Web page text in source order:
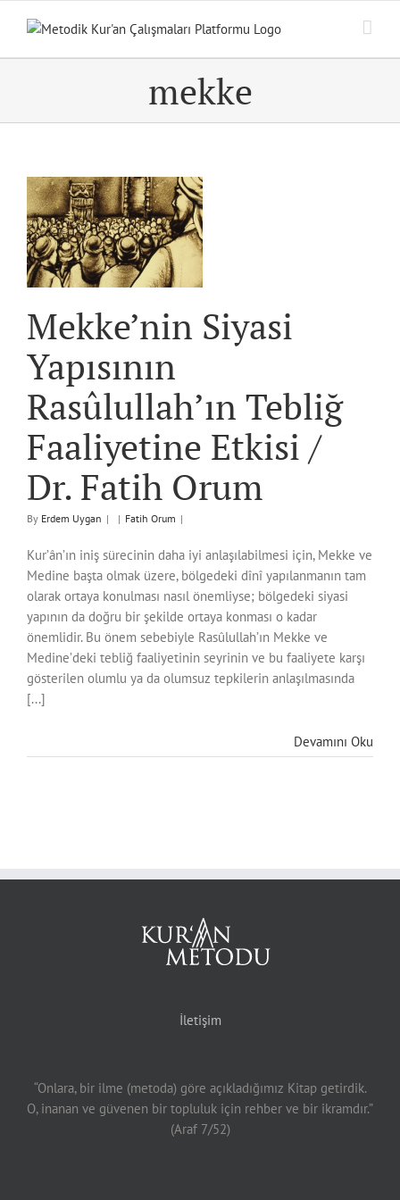
mekke
Mekke’nin Siyasi
Yapısının
Rasûlullah’ın Tebliğ
Faaliyetine Etkisi /
Dr. Fatih Orum
By Erdem Uygan | | Fatih Orum |
Kur’ân’ın iniş sürecinin daha iyi anlaşılabilmesi için, Mekke ve
Medine başta olmak üzere, bölgedeki dînî yapılanmanın tam
olarak ortaya konulması nasıl önemliyse; bölgedeki siyasi
yapının da doğru bir şekilde ortaya konması o kadar
önemlidir. Bu önem sebebiyle Rasûlullah’ın Mekke ve
Medine’deki tebliğ faaliyetinin seyrinin ve bu faaliyete karşı
gösterilen olumlu ya da olumsuz tepkilerin anlaşılmasında
[...]
Devamını Oku
İletişim
“Onlara, bir ilme (metoda) göre açıkladığımız Kitap getirdik.
O, inanan ve güvenen bir topluluk için rehber ve bir ikramdır.”
(Araf 7/52)